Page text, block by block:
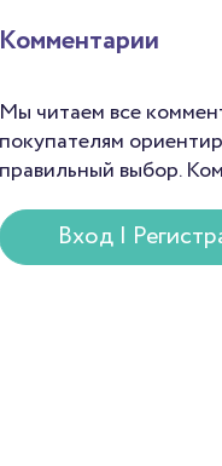
Комментарии
Мы читаем все
покупателям
правильный выбор.
Вход |